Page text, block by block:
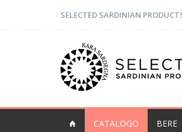
SELECTED SARDINIAN
CATALOGO BERE